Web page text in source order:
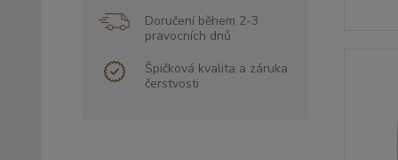
Doručení během 2-3
pravocních dnů
Špičková kvalita a záruka
čerstvosti